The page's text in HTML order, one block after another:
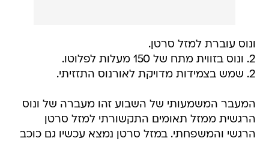
ונוס עוברת למזל סרטן.
2. ונוס בזווית מתח של 150 מעלות לפלוטו.
2. שמש בצמידות מדויקת לאורנוס התזזיתי.
המעבר המשמעותי של השבוע זהו מעברה של ונוס
הרגשית ממזל תאומים התקשורתי למזל סרטן
הרגשי והמשפחתי. במזל סרטן נמצא עכשיו גם כוכב